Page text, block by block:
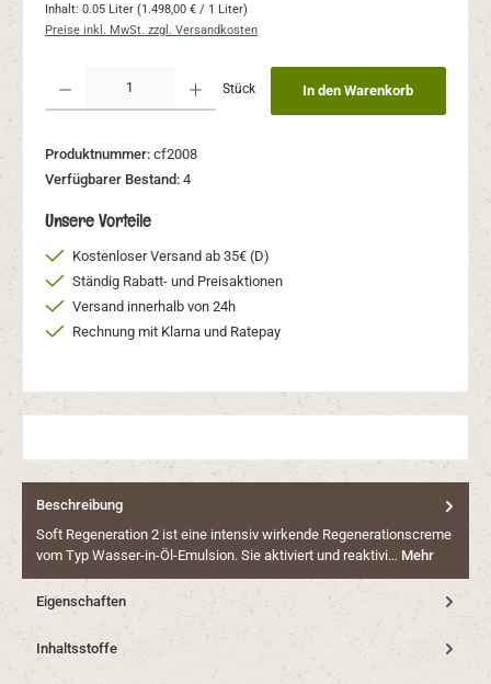
Inhalt: 0.05 Liter (1.498,00 € / 1 Liter)
Preise inkl. MwSt. zzgl. Versandkosten
Stück In den Warenkorb
Produktnummer: cf2008
Verfügbarer Bestand: 4
Unsere Vorteile
Kostenloser Versand ab 35€ (D)
Ständig Rabatt- und Preisaktionen
Versand innerhalb von 24h
Rechnung mit Klarna und Ratepay
Beschreibung
Soft Regeneration 2 ist eine intensiv wirkende Regenerationscreme
vom Typ Wasser-in-Öl-Emulsion. Sie aktiviert und reaktivi… Mehr
Eigenschaften
Inhaltsstoffe